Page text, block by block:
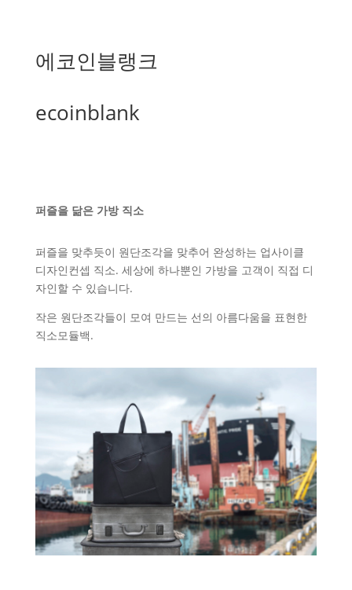
에코인블랭크
ecoinblank
퍼즐을 닮은 가방 직소
퍼즐을 맞추듯이 원단조각을 맞추어 완성하는 업사이클
디자인컨셉 직소. 세상에 하나뿐인 가방을 고객이 직접 디
자인할 수 있습니다.
작은 원단조각들이 모여 만드는 선의 아름다움을 표현한
직소모듈백.